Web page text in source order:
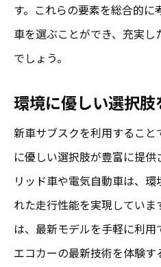
す。これらの要素を総合的に
車を選ぶことができ、充実
でしょう。
環境に優しい選択
新車サブスクを利用するこ
に優しい選択肢が豊富に提
リッド車や電気自動車は、
れた走行性能を実現していま
は、最新モデルを手軽に利用
エコカーの最新技術を体験す